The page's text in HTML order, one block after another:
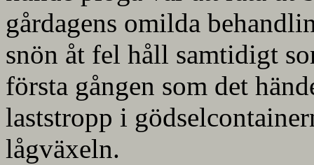
gårdagens omilda
snön åt fel håll samtidigt
första gången som det
laststropp i
lågväxeln.